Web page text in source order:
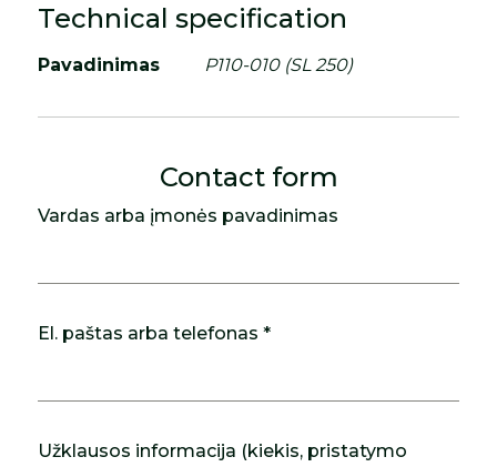
Technical specification
Pavadinimas P110-010 (SL 250)
Contact form
Vardas arba įmonės pavadinimas
El. paštas arba telefonas *
Užklausos informacija (kiekis, pristatymo